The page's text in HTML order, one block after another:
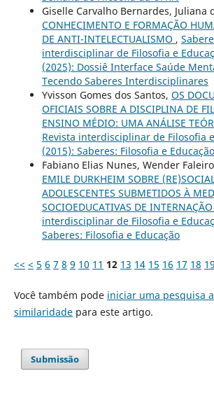
Giselle Carvalho Bernardes, Juliana
CONHECIMENTO E FORMAÇÃO
DE ANTI-INTELECTUALISMO ,
interdisciplinar de Filosofia e
(2025): Dossiê Interface Saúde
Tecendo Saberes Interdisciplinares
Yvisson Gomes dos Santos, OS
OFICIAIS SOBRE A DISCIPLINA DE
ENSINO MÉDIO: UMA ANÁLISE
Revista interdisciplinar de Filosofia
(2015): Saberes: Filosofia e Educação
Fabiano Elias Nunes, Wender
EMILE DURKHEIM SOBRE
ADOLESCENTES SUBMETIDOS À
SOCIOEDUCATIVAS DE INTERNAÇÃO
interdisciplinar de Filosofia e
Saberes: Filosofia e Educação
<< < 5 6 7 8 9 10 11 12 13 14 15 16 17 18 19
Você também pode iniciar uma pesquisa
similaridadepara este artigo.
Submissão